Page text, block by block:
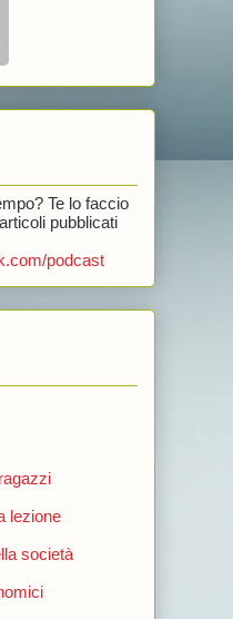
Te lo faccio
pubblicati
podcast
lezione
società